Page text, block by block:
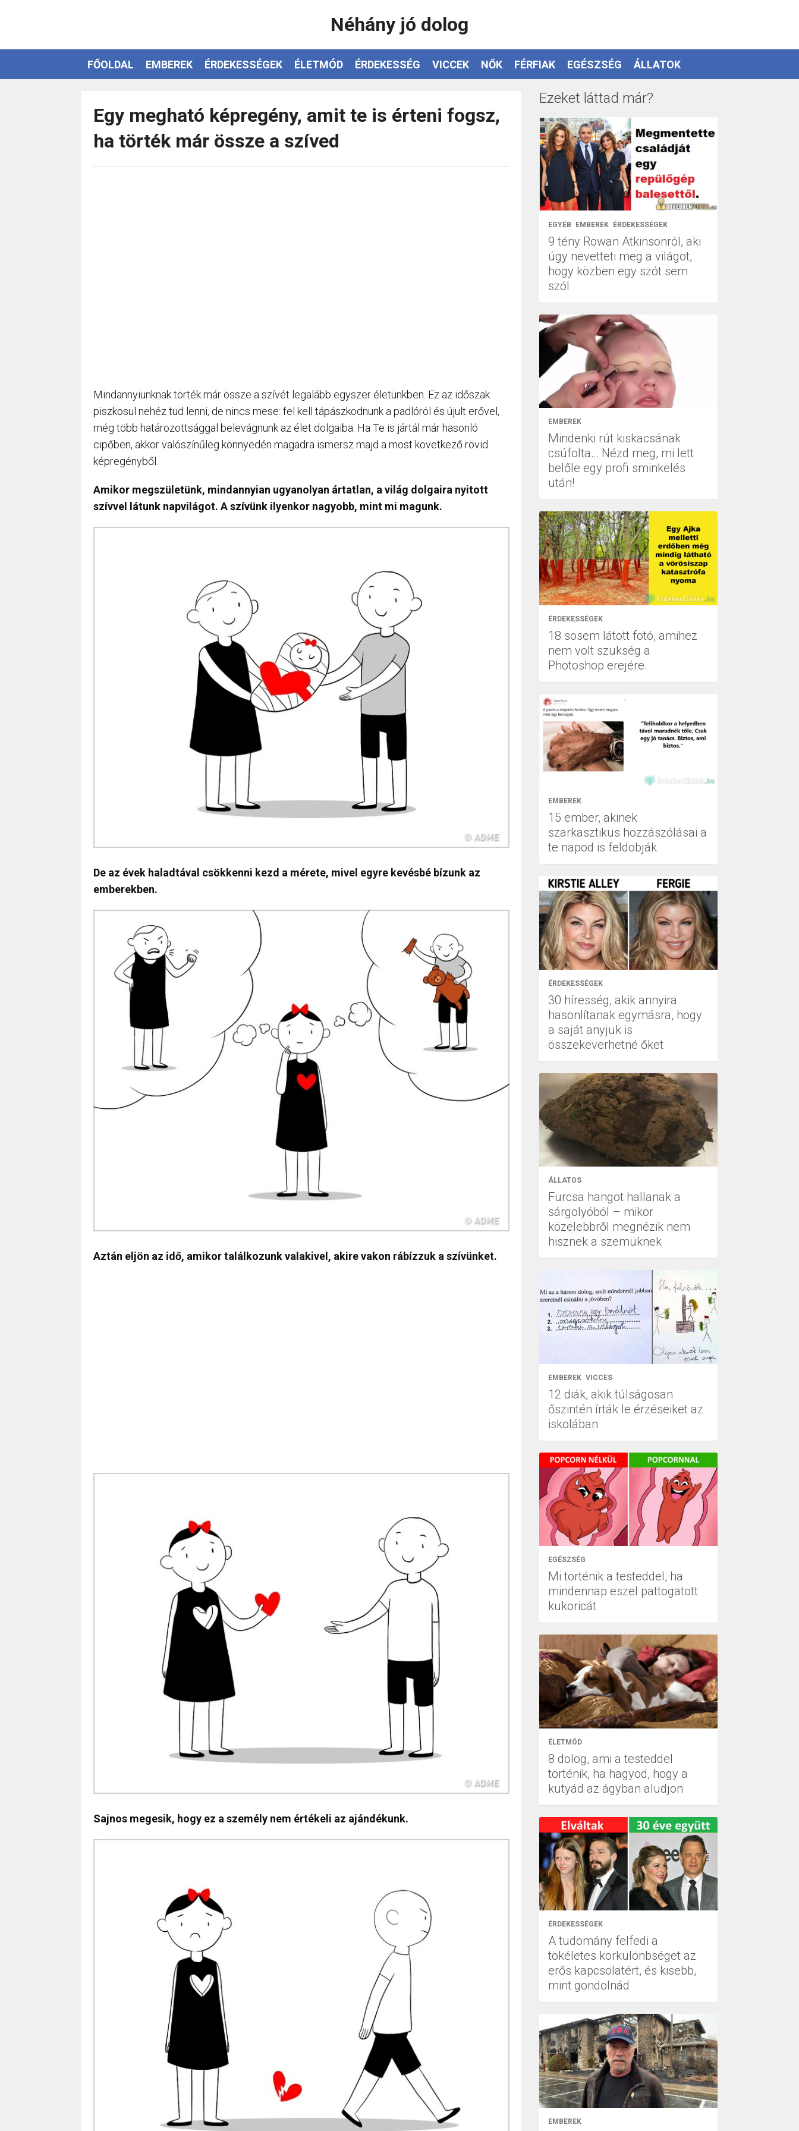
Néhány jó dolog
FŐOLDAL EMBEREK ÉRDEKESSÉGEK ÉLETMÓD ÉRDEKESSÉG VICCEK NŐK FÉRFIAK EGÉSZSÉG ÁLLATOK
Egy megható képregény, amit te is érteni fogsz,
ha törték már össze a szíved
Mindannyiunknak törték már össze a szívét legalább egyszer életünkben. Ez az időszak
piszkosul nehéz tud lenni, de nincs mese: fel kell tápászkodnunk a padlóról és újult erővel,
még több határozottsággal belevágnunk az élet dolgaiba. Ha Te is jártál már hasonló
cipőben, akkor valószínűleg könnyedén magadra ismersz majd a most következő rövid
képregényből.
Amikor megszületünk, mindannyian ugyanolyan ártatlan, a világ dolgaira nyitott
szívvel látunk napvilágot. A szívünk ilyenkor nagyobb, mint mi magunk.
De az évek haladtával csökkenni kezd a mérete, mivel egyre kevésbé bízunk az
emberekben.
Aztán eljön az idő, amikor találkozunk valakivel, akire vakon rábízzuk a szívünket.
Sajnos megesik, hogy ez a személy nem értékeli az ajándékunk.
Ezeket láttad már?
EGYÉB EMBEREK ÉRDEKESSÉGEK
9 tény Rowan Atkinsonról, aki
úgy nevetteti meg a világot,
hogy közben egy szót sem
szól
EMBEREK
Mindenki rút kiskacsának
csúfolta… Nézd meg, mi lett
belőle egy profi sminkelés
után!
ÉRDEKESSÉGEK
18 sosem látott fotó, amihez
nem volt szükség a
Photoshop erejére.
EMBEREK
15 ember, akinek
szarkasztikus hozzászólásai a
te napod is feldobják
ÉRDEKESSÉGEK
30 híresség, akik annyira
hasonlítanak egymásra, hogy
a saját anyjuk is
összekeverhetné őket
ÁLLATOS
Furcsa hangot hallanak a
sárgolyóból – mikor
közelebbről megnézik nem
hisznek a szemüknek
EMBEREK VICCES
12 diák, akik túlságosan
őszintén írták le érzéseiket az
iskolában
EGÉSZSÉG
Mi történik a testeddel, ha
mindennap eszel pattogatott
kukoricát
ÉLETMÓD
8 dolog, ami a testeddel
történik, ha hagyod, hogy a
kutyád az ágyban aludjon
ÉRDEKESSÉGEK
A tudomány felfedi a
tökéletes korkülönbséget az
erős kapcsolatért, és kisebb,
mint gondolnád
EMBEREK